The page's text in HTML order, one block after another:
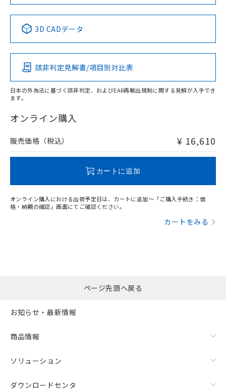
上、n: 90mm以上
検出領域
漏れ電流特性
Pb Hg Cd Cr(VI)
O
在庫等で未対応品が混在する可能性があります。
問い合わせください。
No No No No
この製品の規格認証/適合状況ページへ
その他の認証はこちらのページからご検索ください
3D CADデータ
該非判定見解書/項目別対比表
日本の外為法に基づく該非判定、およびEAR再輸出規制に関する見解が入手でき
ます。
オンライン購入
販売価格（税込） ¥ 16,610
カートに追加
オンライン購入における出荷予定日は、カートに追加～「ご購入手続き：価
格・納期の確認」画面にてご確認ください。
カートをみる
ページ先頭へ戻る
お知らせ・最新情報
商品情報
ソリューション
ダウンロードセンタ